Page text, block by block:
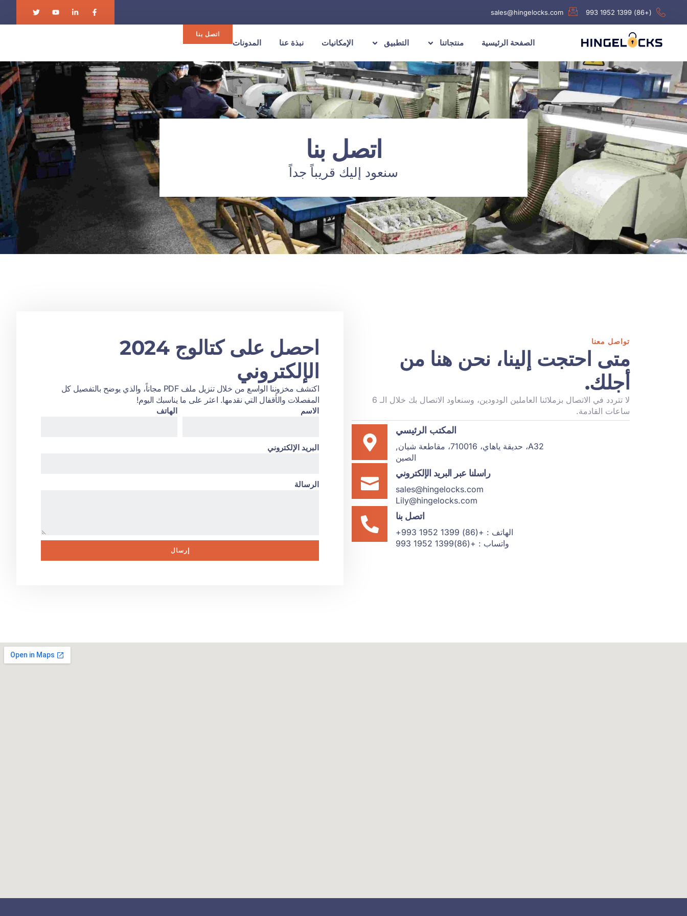
(+86) 1399 1952 993
sales@hingelocks.com
الصفحة الرئيسية منتجاتنا التطبيق الإمكانيات نبذة عنا المدونات
اتصل بنا
اتصل بنا
سنعود إليك قريباً جداً
تواصل معنا
متى احتجت إلينا، نحن هنا من
أجلك.
لا تتردد في الاتصال بزملائنا العاملين الودودين، وسنعاود الاتصال بك خلال الـ 6
ساعات القادمة.
المكتب الرئيسي
A32، حديقة ياهاي، 710016، مقاطعة شيان,
الصين
راسلنا عبر البريد الإلكتروني
sales@hingelocks.com
Lily@hingelocks.com
اتصل بنا
الهاتف : +(86) 1399 1952 993+
واتساب : +(86)1399 1952 993
احصل على كتالوج 2024
الإلكتروني
اكتشف مخزوننا الواسع من خلال تنزيل ملف PDF مجاناً، والذي يوضح بالتفصيل كل
المفصلات والأقفال التي نقدمها. اعثر على ما يناسبك اليوم!
الاسم الهاتف
البريد الإلكتروني
الرسالة
إرسال